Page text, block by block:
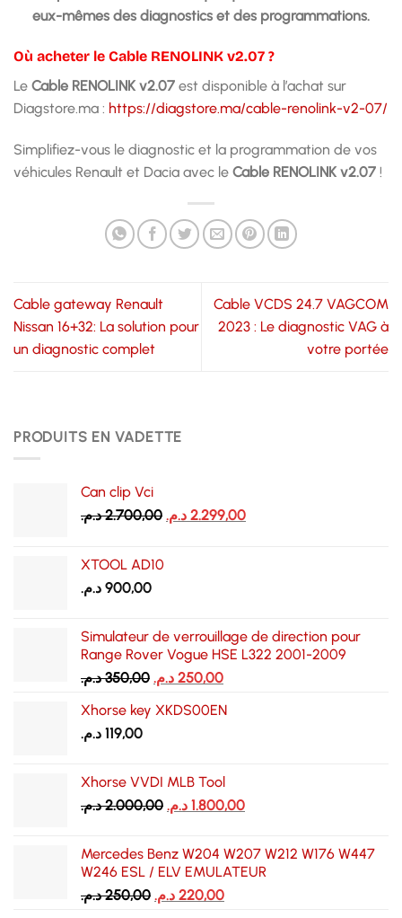
eux-mêmes des diagnostics et des programmations.
Où acheter le Cable RENOLINK v2.07 ?
Le Cable RENOLINK v2.07 est disponible à l’achat sur
Diagstore.ma : https://diagstore.ma/cable-renolink-v2-07/
Simplifiez-vous le diagnostic et la programmation de vos
véhicules Renault et Dacia avec le Cable RENOLINK v2.07 !
Cable gateway Renault
Nissan 16+32: La solution pour
un diagnostic complet
Cable VCDS 24.7 VAGCOM
2023 : Le diagnostic VAG à
votre portée
PRODUITS EN VADETTE
Can clip Vci
2.700,00 د.م.
Le
2.299,00 د.م.
Le
XTOOL AD10
900,00 د.م.
Simulateur de verrouillage de direction pour
Range Rover Vogue HSE L322 2001-2009
350,00 د.م.
Le
initial
250,00 د.م.
Le
actuel
Xhorse key XKDS00EN
119,00 د.م.
Xhorse VVDI MLB Tool
2.000,00 د.م.
Le
était :
2.000,00 د.م..
1.800,00 د.م.
Le
est :
Mercedes Benz W204 W207 W212 W176 W447
W246 ESL / ELV EMULATEUR
250,00 د.م.
Le
220,00 د.م.
Le